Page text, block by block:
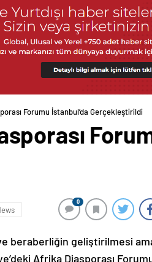
Forumu İstanbul’da Gerçekleştirildi
0
beraberliğin geliştirilmesi
Afrika Diasporası